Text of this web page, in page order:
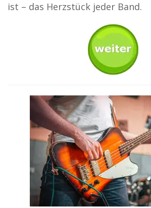
ist – das Herzstück jeder Band.